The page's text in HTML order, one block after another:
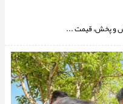
و پخش، قیمت ...